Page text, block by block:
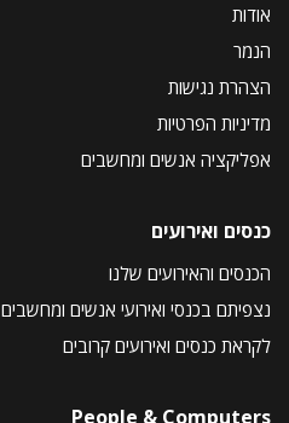
אודות
הנמר
הצהרת נגישות
מדיניות הפרטיות
אפליקציה אנשים ומחשבים
כנסים ואירועים
הכנסים והאירועים שלנו
נצפיתם בכנסי ואירועי אנשים ומחשבים
לקראת כנסים ואירועים קרובים
People & Computers